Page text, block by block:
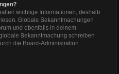
wichtige Informationen, deshalb
Globale Bekanntmachungen
und ebenfalls in deinem
Bekanntmachung schreiben
die Board-Administration